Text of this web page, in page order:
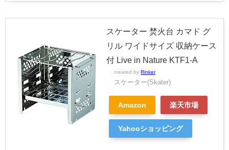
スケーター 焚火台 カマド グ
リル ワイドサイズ 収納ケース
付 Live in Nature KTF1-A
created by Rinker
スケーター(Skater)
Amazon 楽天市場
Yahooショッピング